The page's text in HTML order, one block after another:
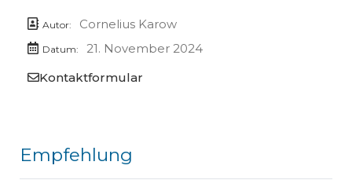
Autor: Cornelius Karow
Datum:
21. November 2024
Kontaktformular
Empfehlung